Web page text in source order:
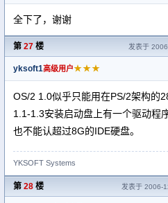
全下了，谢谢
第 27 楼 发表于
yksoft1高级用户★★★
OS/2 1.0似乎只能用在PS/2架构的
1.1-1.3安装启动盘上有一个驱动程
也不能认超过8G的IDE硬盘。
YKSOFT Systems
第 28 楼 发表于 2006-